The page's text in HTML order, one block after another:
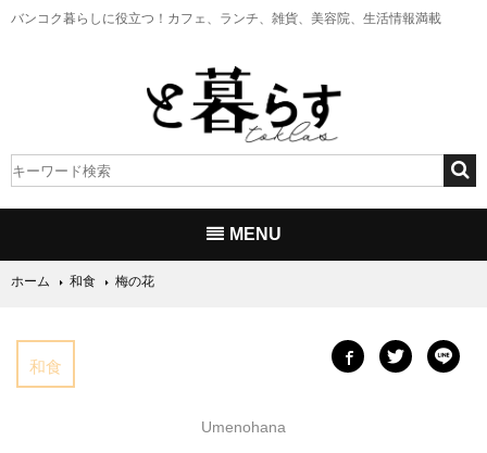
バンコク暮らしに役立つ！ カフェ、ランチ、雑貨、美容院、生活情報満載
MENU
ホーム 和食 梅の花
和食
Umenohana